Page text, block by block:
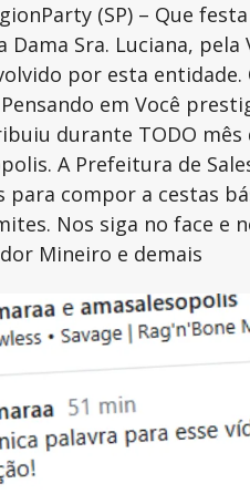
(SP) – Que festa
Sra. Luciana, pela
por esta entidade.
em Você
durante TODO
A Prefeitura de
para compor a cestas
Nos siga no face e
Mineiro e demais